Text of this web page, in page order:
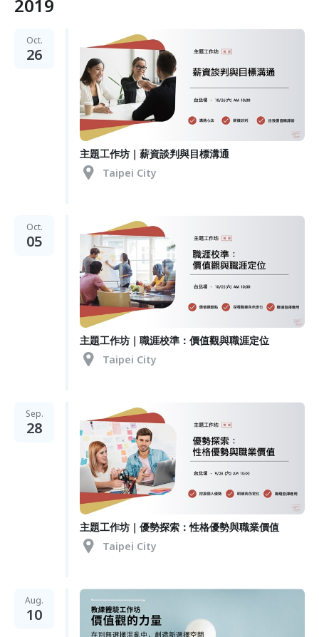
2019
Oct.
26
主題工作坊｜薪資談判與目標溝通
Taipei City
Oct.
05
主題工作坊｜職涯校準：價值觀與職涯定位
Taipei City
Sep.
28
主題工作坊｜優勢探索：性格優勢與職業價值
Taipei City
Aug.
10